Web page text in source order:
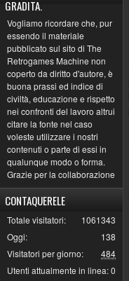
GRADITA.
Vogliamo ricordare che, pur
essendo il materiale
pubblicato sul sito di The
Retrogames Machine non
coperto da diritto d'autore, è
buona prassi ed indice di
civiltà, educazione e rispetto
nei confronti del lavoro altrui
citare la fonte nel caso
voleste utilizzare i nostri
contenuti o parte di essi in
qualunque modo o forma.
Grazie per la collaborazione
CONTAQUERELE
1061343
Totale visitatori:
138
Oggi:
484
Visitatori per giorno:
0
Utenti attualmente in linea: